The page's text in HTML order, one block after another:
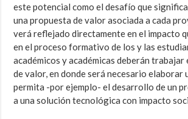
este potencial como el desafío que
una propuesta de valor asociada a cada
verá reflejado directamente en el impacto
en el proceso formativo de los y las
académicos y académicas deberán trabajar
de valor, en donde será necesario elaborar
permita -por ejemplo- el desarrollo de un
a una solución tecnológica con impacto